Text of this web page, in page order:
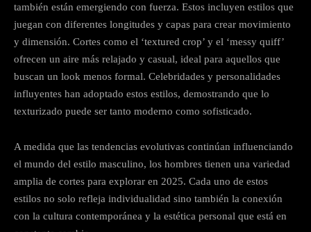
también están emergiendo con fuerza. Estos incluyen estilos que
juegan con diferentes longitudes y capas para crear movimiento
y dimensión. Cortes como el ‘textured crop’ y el ‘messy quiff’
ofrecen un aire más relajado y casual, ideal para aquellos que
buscan un look menos formal. Celebridades y personalidades
influyentes han adoptado estos estilos, demostrando que lo
texturizado puede ser tanto moderno como sofisticado.
A medida que las tendencias evolutivas continúan influenciando
el mundo del estilo masculino, los hombres tienen una variedad
amplia de cortes para explorar en 2025. Cada uno de estos
estilos no solo refleja individualidad sino también la conexión
con la cultura contemporánea y la estética personal que está en